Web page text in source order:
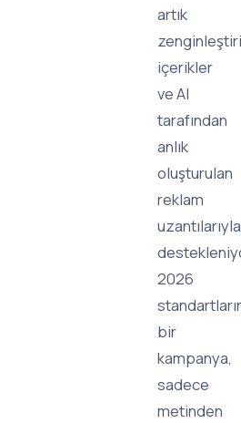
artık
içerikler
ve AI
tarafından
anlık
oluşturulan
reklam
uzantılarıyla
2026
bir
kampanya,
sadece
metinden